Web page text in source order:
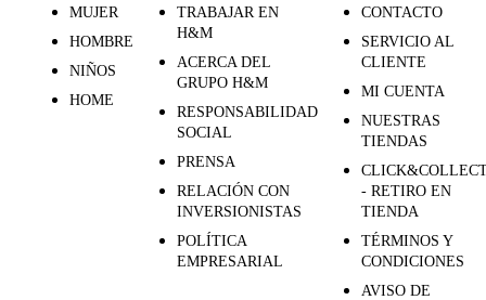
MUJER
HOMBRE
NIÑOS
HOME
TRABAJAR EN
H&M
ACERCA DEL
GRUPO H&M
RESPONSABILIDAD
SOCIAL
PRENSA
RELACIÓN CON
INVERSIONISTAS
POLÍTICA
EMPRESARIAL
CONTACTO
SERVICIO AL
CLIENTE
MI CUENTA
NUESTRAS
TIENDAS
- RETIRO EN
TIENDA
TÉRMINOS Y
CONDICIONES
AVISO DE